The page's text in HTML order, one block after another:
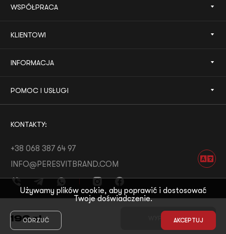
196 zł WYPRZEDANE
WSPÓŁPRACA
KLIENTOWI
INFORMACJA
POMOC I USŁUGI
KONTAKTY:
+38 068 387 64 97
INFO@PERESVITBRAND.COM
© 2026 PERESVIT
ROZWÓJ OD:
THE FIRST THE LAST
Używamy plików cookie, aby poprawić i dostosować
Twoje doświadczenie.
ODRZUĆ AKCEPTUJ